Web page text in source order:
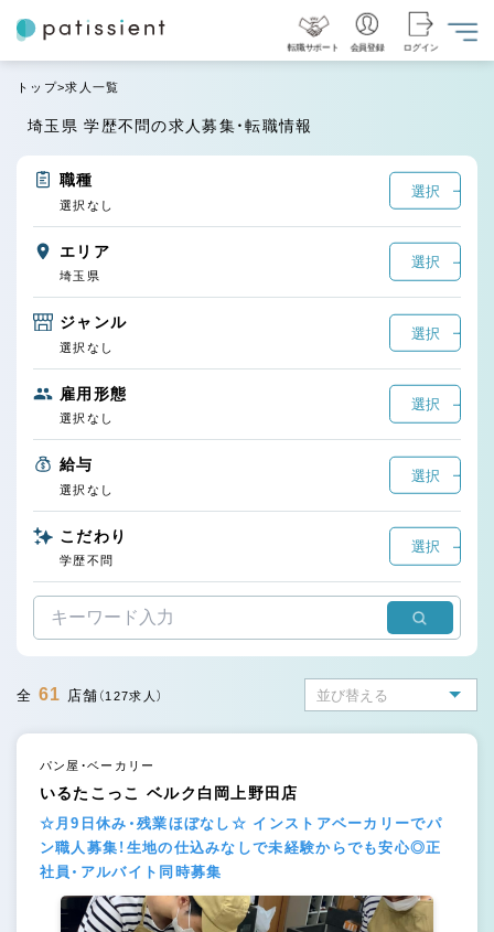
転職サポート 会員登録 ログイン
トップ 求人一覧
埼玉県 学歴不問の求人募集・転職情報
職種
選択
選択なし
エリア
選択
埼玉県
ジャンル
選択
選択なし
雇用形態
選択
選択なし
給与
選択
選択なし
こだわり
選択
学歴不問
全 61 店舗 （127求人）
パン屋・ベーカリー
いるたこっこ ベルク白岡上野田店
☆月9日休み・残業ほぼなし☆ インストアベーカリーでパ
ン職人募集！生地の仕込みなしで未経験からでも安心◎正
社員・アルバイト同時募集